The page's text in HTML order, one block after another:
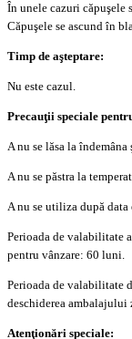
În unele cazuri căpuşele
Căpuşele se ascund în
Timp de aşteptare:
Nu este cazul.
Precauţii speciale
A nu se lăsa la
A nu se păstra la
A nu se utiliza după
Perioada de valabilitate
pentru vânzare: 60 luni.
Perioada de valabilitate
deschiderea
Atenţionări speciale: